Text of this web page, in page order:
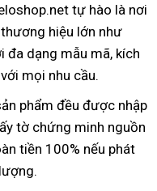
tự hào là nơi
hiệu lớn như
đa dạng mẫu mã, kích
mọi nhu cầu.
phẩm đều được nhập
tờ chứng minh nguồn
tiền 100% nếu phát